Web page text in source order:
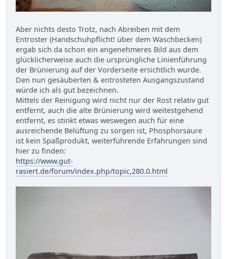
Aber nichts desto Trotz, nach Abreiben mit dem
Entroster (Handschuhpflicht! über dem Waschbecken)
ergab sich da schon ein angenehmeres Bild aus dem
glücklicherweise auch die ursprüngliche Linienführung
der Brünierung auf der Vorderseite ersichtlich wurde.
Den nun gesäuberten & entrosteten Ausgangszustand
würde ich als gut bezeichnen.
Mittels der Reinigung wird nicht nur der Rost relativ gut
entfernt, auch die alte Brünierung wird weitestgehend
entfernt, es stinkt etwas weswegen auch für eine
ausreichende Belüftung zu sorgen ist, Phosphorsäure
ist kein Spaßprodukt, weiterführende Erfahrungen sind
hier zu finden:
https://www.gut-
rasiert.de/forum/index.php/topic,280.0.html